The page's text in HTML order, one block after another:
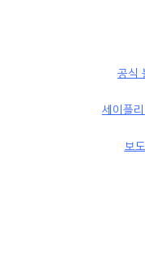
공식
세이플
보